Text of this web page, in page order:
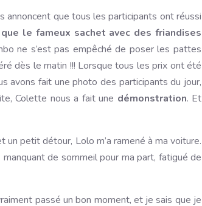
annoncent que tous les participants ont réussi
le fameux sachet avec des friandises
ne s’est pas empêché de poser les pattes
dès le matin !!! Lorsque tous les prix ont été
avons fait une photo des participants du jour,
Colette nous a fait une démonstration. Et
petit détour, Lolo m’a ramené à ma voiture.
: manquant de sommeil pour ma part, fatigué de
passé un bon moment, et je sais que je